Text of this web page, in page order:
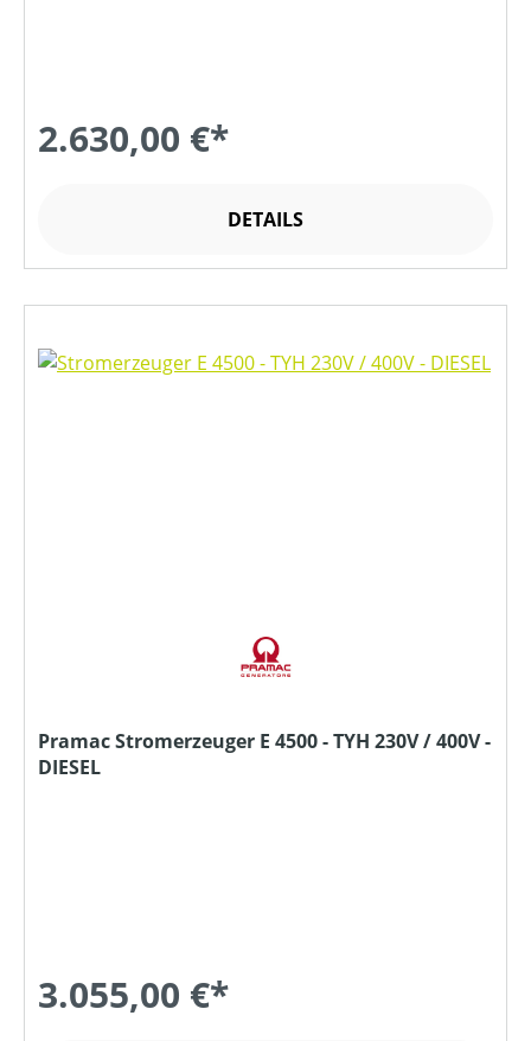
2.630,00 €*
DETAILS
Pramac Stromerzeuger E 4500 - TYH 230V / 400V -
DIESEL
3.055,00 €*